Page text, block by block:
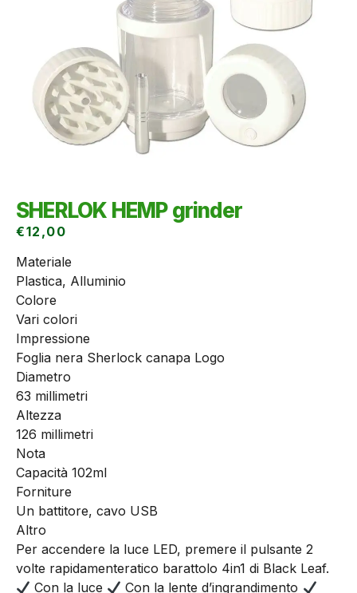
SHERLOK HEMP grinder
€12,00
Materiale
Plastica, Alluminio
Colore
Vari colori
Impressione
Foglia nera Sherlock canapa Logo
Diametro
63 millimetri
Altezza
126 millimetri
Nota
Capacità 102ml
Forniture
Un battitore, cavo USB
Altro
Per accendere la luce LED, premere il pulsante 2
volte rapidamenteratico barattolo 4in1 di Black Leaf.
Con la luce
Con la lente d’ingrandimento